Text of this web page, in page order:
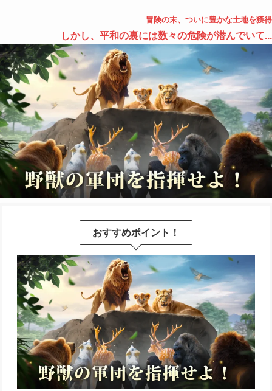
冒険の末、ついに豊かな土地を獲得
しかし、平和の裏には数々の危険が潜んでいて...
おすすめポイント！